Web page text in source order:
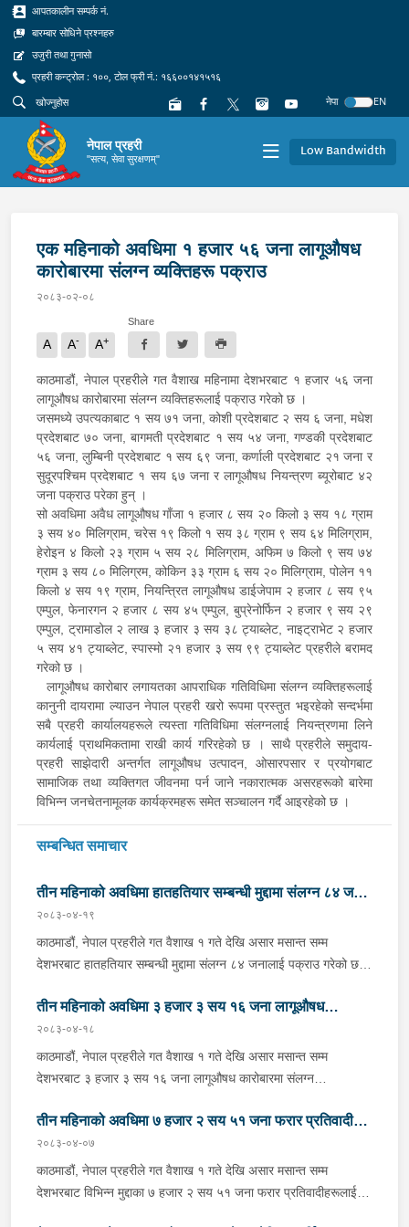
आपतकालीन सम्पर्क नं.
बारम्बार सोधिने प्रश्नहरु
उजुरी तथा गुनासो
प्रहरी कन्ट्रोल : १००, टोल फ्री नं.: १६६००१४१५१६
नेपा
EN
नेपाल प्रहरी
"सत्य, सेवा सुरक्षणम्" Low Bandwidth
एक महिनाको अवधिमा १ हजार ५६ जना लागूऔषध
कारोबारमा संलग्न व्यक्तिहरू पक्राउ
२०८३-०२-०८
A A- A+
Share
काठमाडौं, नेपाल प्रहरीले गत वैशाख महिनामा देशभरबाट १ हजार ५६ जना
लागूऔषध कारोबारमा संलग्न व्यक्तिहरूलाई पक्राउ गरेको छ ।
जसमध्ये उपत्यकाबाट १ सय ७१ जना, कोशी प्रदेशबाट २ सय ६ जना, मधेश
प्रदेशबाट ७० जना, बागमती प्रदेशबाट १ सय ५४ जना, गण्डकी प्रदेशबाट
५६ जना, लुम्बिनी प्रदेशबाट १ सय ६९ जना, कर्णाली प्रदेशबाट २१ जना र
सुदूरपश्चिम प्रदेशबाट १ सय ६७ जना र लागूऔषध नियन्त्रण ब्यूरोबाट ४२
जना पक्राउ परेका हुन् ।
सो अवधिमा अवैध लागूऔषध गाँजा १ हजार ८ सय २० किलो ३ सय १८ ग्राम
३ सय ४० मिलिग्राम, चरेस १९ किलो १ सय ३८ ग्राम ९ सय ६४ मिलिग्राम,
हेरोइन ४ किलो २३ ग्राम ५ सय २८ मिलिग्राम, अफिम ७ किलो ९ सय ७४
ग्राम ३ सय ८० मिलिग्रम, कोकिन ३३ ग्राम ६ सय २० मिलिग्राम, पोलेन ११
किलो ४ सय १९ ग्राम, नियन्त्रित लागूऔषध डाईजेपाम २ हजार ८ सय ९५
एम्पुल, फेनारगन २ हजार ८ सय ४५ एम्पुल, बुप्रेनोर्फिन २ हजार ९ सय २९
एम्पुल, ट्रामाडोल २ लाख ३ हजार ३ सय ३८ ट्याब्लेट, नाइट्राभेट २ हजार
५ सय ४१ ट्याब्लेट, स्पास्मो २१ हजार ३ सय ९९ ट्याब्लेट प्रहरीले बरामद
गरेको छ ।
लागूऔषध कारोबार लगायतका आपराधिक गतिविधिमा संलग्न व्यक्तिहरूलाई
कानुनी दायरामा ल्याउन नेपाल प्रहरी खरो रूपमा प्रस्तुत भइरहेको सन्दर्भमा
सबै प्रहरी कार्यालयहरूले त्यस्ता गतिविधिमा संलग्नलाई नियन्त्रणमा लिने
कार्यलाई प्राथमिकतामा राखी कार्य गरिरहेको छ । साथै प्रहरीले समुदाय-
प्रहरी साझेदारी अन्तर्गत लागूऔषध उत्पादन, ओसारपसार र प्रयोगबाट
सामाजिक तथा व्यक्तिगत जीवनमा पर्न जाने नकारात्मक असरहरूको बारेमा
विभिन्न जनचेतनामूलक कार्यक्रमहरू समेत सञ्चालन गर्दै आइरहेको छ ।
सम्बन्धित समाचार
तीन महिनाको अवधिमा हातहतियार सम्बन्धी मुद्दामा संलग्न ८४ जना
पक्राउ
२०८३-०४-१९
काठमाडौं, नेपाल प्रहरीले गत वैशाख १ गते देखि असार मसान्त सम्म
देशभरबाट हातहतियार सम्बन्धी मुद्दामा संलग्न ८४ जनालाई पक्राउ गरेको छ ।
११ जना, बागमती प्रदेशबाट ५ जना, गण्डकी प्रदेशबाट १८ जना, लुम्बिनी
प्रदेशबाट १३ जना, कर्णाली प्रदेशबाट १० जना र सुदूरपश्चिम प्रदेशबाट ५
जना पक्राउ परेका हुन् । पक्राउ परेका व्यक्तिहरूबाट चाईनिज पेस्तोल २
थान, पेस्तोल २ थान, रिभल्वर १ थान, कटुवा पेस्तोल ९ थान, भरूवा बन्दुक
बरामद भएको छ । साथै उनीहरूबाट चाईनिज पेस्तोलको गोली ४ राउण्ड,
एसएलआरको गोली २ सय ६३ राउण्ड, कटुवा पेस्तोलको १४ राउण्ड र विभिन्न
बन्दुकमा लाग्ने गोली ७० राउण्ड समेत बरामद भएको छ ।अवैध हातहतियार
कारोबारी तथा प्रयोगकर्तालाई पक्राउ गरी कानुनी दायरामा ल्याई अपराधमुक्त
समाज निर्माण र अपराध नियन्त्रणका लागि नेपाल प्रहरीले सदैव क्रियाशील छ
तीन महिनाको अवधिमा ३ हजार ३ सय १६ जना लागूऔषध
कारोबारमा संलग्न व्यक्तिहरू पक्राउ
२०८३-०४-१८
काठमाडौं, नेपाल प्रहरीले गत वैशाख १ गते देखि असार मसान्त सम्म
देशभरबाट ३ हजार ३ सय १६ जना लागूऔषध कारोबारमा संलग्न
कोशी प्रदेशबाट ७ सय १३ जना, मधेश प्रदेशबाट २ सय ५५ जना, बागमती
प्रदेशबाट ४ सय २८ जना, गण्डकी प्रदेशबाट १ सय ८९ जना, लुम्बिनी
प्रदेशबाट ५ सय ११ जना, कर्णाली प्रदेशबाट १ सय २१ जना, सुदूरपश्चिम
प्रदेशबाट ४ सय ५७ जना र लागूऔषध नियन्त्रण ब्यूरोबाट १ सय ३१ जना
तीन महिनाको अवधिमा ७ हजार २ सय ५१ जना फरार प्रतिवादीहरू
पक्राउ
२०८३-०४-०७
काठमाडौं, नेपाल प्रहरीले गत वैशाख १ गते देखि असार मसान्त सम्म
देशभरबाट विभिन्न मुद्दाका ७ हजार २ सय ५१ जना फरार प्रतिवादीहरूलाई